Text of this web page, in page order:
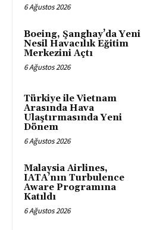
6 Ağustos 2026
Boeing, Şanghay’da Yeni
Nesil Havacılık Eğitim
Merkezini Açtı
6 Ağustos 2026
Türkiye ile Vietnam
Arasında Hava
Ulaştırmasında Yeni
Dönem
6 Ağustos 2026
Malaysia Airlines,
IATA’nın Turbulence
Aware Programına
Katıldı
6 Ağustos 2026